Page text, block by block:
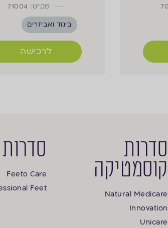
מק"ט: 71004
ביגוד ואביזרים
לרכישה
סדרות
קוסמטיקה
Natural Medicare
Innovation
Unicare
Feeto Care
Feet